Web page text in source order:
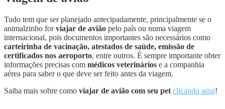
Tudo tem que ser planejado antecipadamente, principalmente se o
animalzinho forviajar de avião pelo país ou numa viagem
internacional, pois documentos importantes são necessários como
carteirinha de vacinação, atestados de saúde, emissão de
certificados nos aeroporto, entre outros. É sempre importante obter
informações precisas com médicos veterinários e a companhia
aérea para saber o que deve ser feito antes da viagem.
Saiba mais sobre como viajar de avião com seu pet clicando aqui!